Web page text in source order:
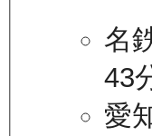
名
43
愛